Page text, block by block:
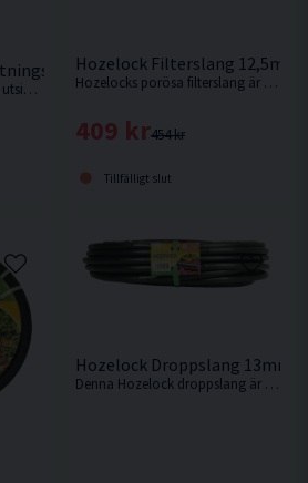
1,5m
Ansluter slangsystem till en utsides kran.
Hozelock Filterslang 12,5mm
Hozelocks porösa filterslang är lätt att använda och ett av de enklaste sätten att skapa ett bevattningssystem var som helst i trädgården.
454 kr
409 kr
Tillfälligt slut
Hozelock Droppslang 13mm
Denna Hozelock droppslang är en 13 mm droppledning, med integrerade droppar jämnt fördelade var 30:e cm längs slangens längd.